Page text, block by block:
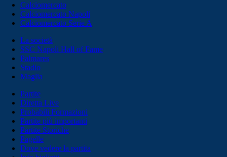
Calciomercato
Calciomercato Napoli
Calciomercato Serie A
La società
SSC Napoli Hall of Fame
Palmares
Stadio
Maglia
Partite
Diretta Live
Probabili Formazioni
Partite più importanti
Partite Storiche
Pagelle
Dove vedere la partita